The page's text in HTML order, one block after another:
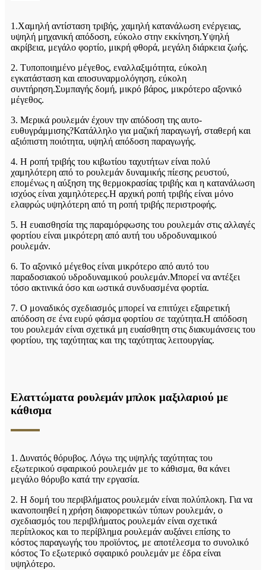
1.Χαμηλή αντίσταση τριβής, χαμηλή κατανάλωση ενέργειας,
υψηλή μηχανική απόδοση, εύκολο στην εκκίνηση.Υψηλή
ακρίβεια, μεγάλο φορτίο, μικρή φθορά, μεγάλη διάρκεια ζωής.
2. Τυποποιημένο μέγεθος, εναλλαξιμότητα, εύκολη
εγκατάσταση και αποσυναρμολόγηση, εύκολη
συντήρηση.Συμπαγής δομή, μικρό βάρος, μικρότερο αξονικό
μέγεθος.
3. Μερικά ρουλεμάν έχουν την απόδοση της αυτο-
ευθυγράμμισης?Κατάλληλο για μαζική παραγωγή, σταθερή και
αξιόπιστη ποιότητα, υψηλή απόδοση παραγωγής.
4. Η ροπή τριβής του κιβωτίου ταχυτήτων είναι πολύ
χαμηλότερη από το ρουλεμάν δυναμικής πίεσης ρευστού,
επομένως η αύξηση της θερμοκρασίας τριβής και η κατανάλωση
ισχύος είναι χαμηλότερες.Η αρχική ροπή τριβής είναι μόνο
ελαφρώς υψηλότερη από τη ροπή τριβής περιστροφής.
5. Η ευαισθησία της παραμόρφωσης του ρουλεμάν στις αλλαγές
φορτίου είναι μικρότερη από αυτή του υδροδυναμικού
ρουλεμάν.
6. Το αξονικό μέγεθος είναι μικρότερο από αυτό του
παραδοσιακού υδροδυναμικού ρουλεμάν.Μπορεί να αντέξει
τόσο ακτινικά όσο και ωστικά συνδυασμένα φορτία.
7. Ο μοναδικός σχεδιασμός μπορεί να επιτύχει εξαιρετική
απόδοση σε ένα ευρύ φάσμα φορτίου σε ταχύτητα.Η απόδοση
του ρουλεμάν είναι σχετικά μη ευαίσθητη στις διακυμάνσεις του
φορτίου, της ταχύτητας και της ταχύτητας λειτουργίας.
Ελαττώματα ρουλεμάν μπλοκ μαξιλαριού με
κάθισμα
1. Δυνατός θόρυβος. Λόγω της υψηλής ταχύτητας του
εξωτερικού σφαιρικού ρουλεμάν με το κάθισμα, θα κάνει
μεγάλο θόρυβο κατά την εργασία.
2. Η δομή του περιβλήματος ρουλεμάν είναι πολύπλοκη. Για να
ικανοποιηθεί η χρήση διαφορετικών τύπων ρουλεμάν, ο
σχεδιασμός του περιβλήματος ρουλεμάν είναι σχετικά
περίπλοκος και το περίβλημα ρουλεμάν αυξάνει επίσης το
κόστος παραγωγής του προϊόντος, με αποτέλεσμα το συνολικό
κόστος Το εξωτερικό σφαιρικό ρουλεμάν με έδρα είναι
υψηλότερο.